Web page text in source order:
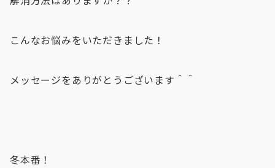
こんなお悩みをいただきました！
メッセージをありがとうございます＾＾
冬本番！